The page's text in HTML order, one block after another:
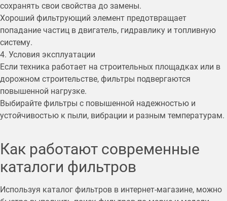
сохранять свои свойства до замены.
Хороший фильтрующий элемент предотвращает
попадание частиц в двигатель, гидравлику и топливную
систему.
4. Условия эксплуатации
Если техника работает на строительных площадках или в
дорожном строительстве, фильтры подвергаются
повышенной нагрузке.
Выбирайте фильтры с повышенной надежностью и
устойчивостью к пыли, вибрации и разным температурам.
Как работают современные
каталоги фильтров
Используя каталог фильтров в интернет-магазине, можно